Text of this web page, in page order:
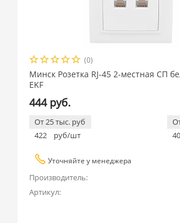
(0)
Минск Розетка RJ-45 2-местная СП
EKF
444 руб.
От 25 тыс. руб
422
руб/шт
Уточняйте у менеджера
Производитель:
Артикул: